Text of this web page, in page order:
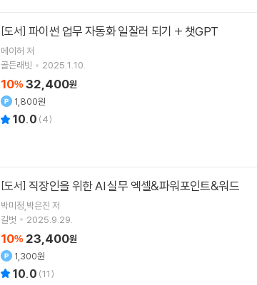
[도서] 파이썬 업무 자동화 일잘러 되기 + 챗GPT
메이허 저
골든래빗
2025.1.10.
10% 32,400원
1,800원
10.0 (4)
[도서] 직장인을 위한 AI 실무 엑셀&파워포인트&워드
박미정,박은진 저
길벗
2025.9.29.
10% 23,400원
1,300원
10.0 (11)